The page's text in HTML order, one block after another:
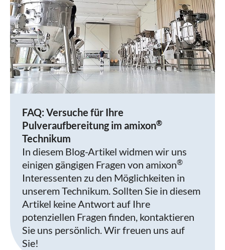
FAQ: Versuche für Ihre
Pulveraufbereitung im amixon®
Technikum
In diesem Blog-Artikel widmen wir uns
einigen gängigen Fragen von amixon®
Interessenten zu den Möglichkeiten in
unserem Technikum. Sollten Sie in diesem
Artikel keine Antwort auf Ihre
potenziellen Fragen finden, kontaktieren
Sie uns persönlich. Wir freuen uns auf
Sie!